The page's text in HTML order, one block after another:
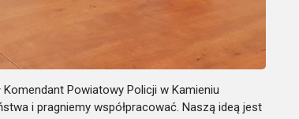
Powiatowy Policji w Kamieniu
i pragniemy współpracować. Naszą ideą jest